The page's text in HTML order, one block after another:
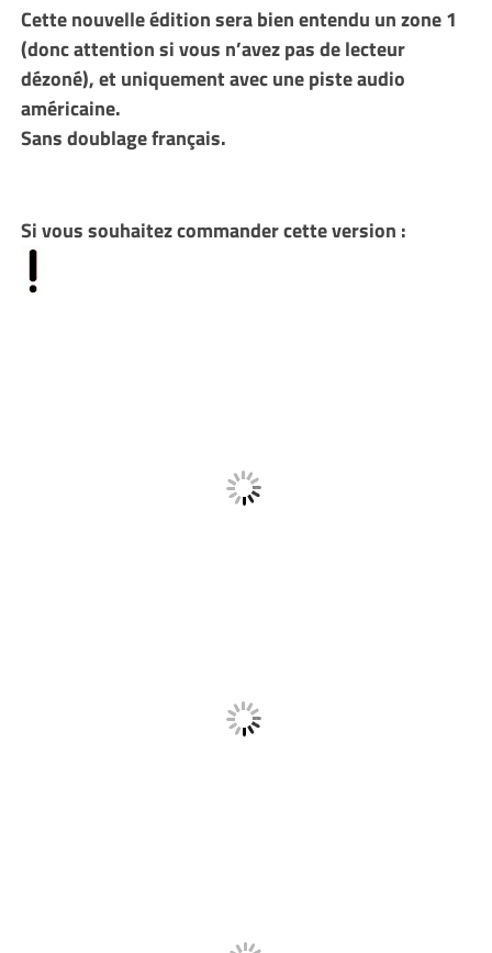
Cette nouvelle édition sera bien entendu un zone 1
(donc attention si vous n’avez pas de lecteur
dézoné), et uniquement avec une piste audio
américaine.
Sans doublage français.
Si vous souhaitez commander cette version :